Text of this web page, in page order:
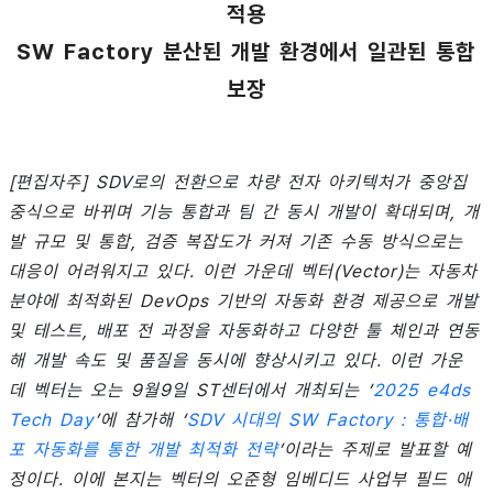
적용
SW Factory 분산된 개발 환경에서 일관된 통합
보장
[편집자주] SDV로의 전환으로 차량 전자 아키텍처가 중앙집
중식으로 바뀌며 기능 통합과 팀 간 동시 개발이 확대되며, 개
발 규모 및 통합, 검증 복잡도가 커져 기존 수동 방식으로는
대응이 어려워지고 있다. 이런 가운데 벡터(Vector)는 자동차
분야에 최적화된 DevOps 기반의 자동화 환경 제공으로 개발
및 테스트, 배포 전 과정을 자동화하고 다양한 툴 체인과 연동
해 개발 속도 및 품질을 동시에 향상시키고 있다. 이런 가운
데 벡터는 오는 9월9일 ST센터에서 개최되는 ‘2025 e4ds
Tech Day’에 참가해 ‘SDV 시대의 SW Factory : 통합·배
포 자동화를 통한 개발 최적화 전략’이라는 주제로 발표할 예
정이다. 이에 본지는 벡터의 오준형 임베디드 사업부 필드 애